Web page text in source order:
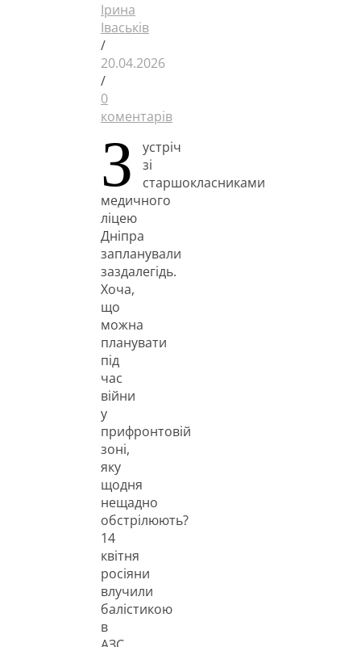
Ірина
Іваськів
/
20.04.2026
/
0
коментарів
З
устріч
зі
старшокласниками
медичного
ліцею
Дніпра
запланували
заздалегідь.
Хоча,
що
можна
планувати
під
час
війни
у
прифронтовій
зоні,
яку
щодня
нещадно
обстрілюють?
14
квітня
росіяни
влучили
балістикою
в